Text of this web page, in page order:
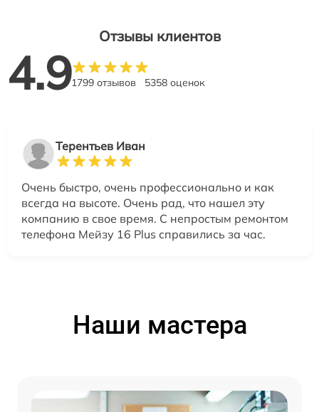
Отзывы клиентов
4.91799 отзывов 5358 оценок
Терентьев Иван
Очень быстро, очень профессионально и как
всегда на высоте. Очень рад, что нашел эту
компанию в свое время. С непростым ремонтом
телефона Мейзу 16 Plus справились за час.
Наши мастера